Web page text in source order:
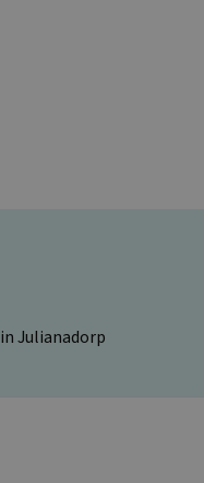
in Julianadorp